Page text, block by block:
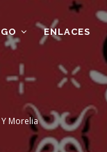
ENLACES
Morelia